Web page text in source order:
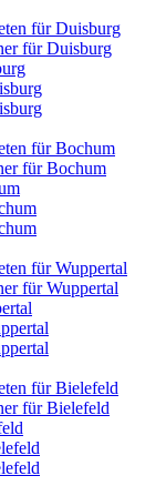
für Duisburg
für Duisburg
für Bochum
für Bochum
für Wuppertal
für Wuppertal
für Bielefeld
für Bielefeld